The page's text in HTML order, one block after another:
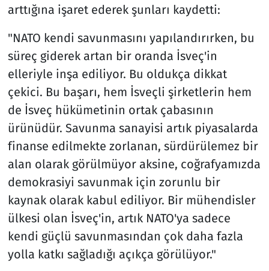
arttığına işaret ederek şunları kaydetti:
"NATO kendi savunmasını yapılandırırken, bu
süreç giderek artan bir oranda İsveç'in
elleriyle inşa ediliyor. Bu oldukça dikkat
çekici. Bu başarı, hem İsveçli şirketlerin hem
de İsveç hükümetinin ortak çabasının
ürünüdür. Savunma sanayisi artık piyasalarda
finanse edilmekte zorlanan, sürdürülemez bir
alan olarak görülmüyor aksine, coğrafyamızda
demokrasiyi savunmak için zorunlu bir
kaynak olarak kabul ediliyor. Bir mühendisler
ülkesi olan İsveç'in, artık NATO'ya sadece
kendi güçlü savunmasından çok daha fazla
yolla katkı sağladığı açıkça görülüyor."